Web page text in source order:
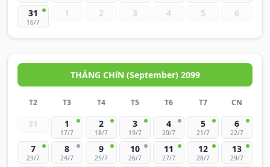
31
16/7
1 2 3 4 5 6
THÁNG CHíN (September) 2099
T2 T3 T4 T5 T6 T7 CN
31 1
17/7
2
18/7
3
19/7
4
20/7
5
21/7
6
22/7
7
23/7
8
24/7
9
25/7
10
26/7
11
27/7
12
28/7
13
29/7